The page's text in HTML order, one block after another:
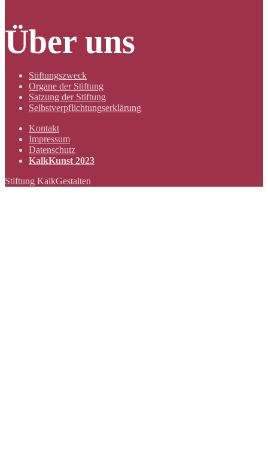
Über uns
Stiftungszweck
Organe der Stiftung
Satzung der Stiftung
Selbstverpflichtungserklärung
Kontakt
Impressum
Datenschutz
KalkKunst 2023
Stiftung KalkGestalten